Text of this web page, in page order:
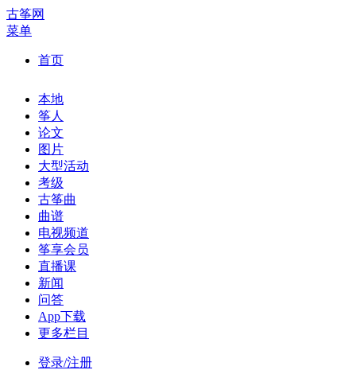
古筝网
菜单
首页
本地
筝人
论文
图片
大型活动
考级
古筝曲
曲谱
电视频道
筝享会员
直播课
新闻
问答
App下载
更多栏目
登录/注册